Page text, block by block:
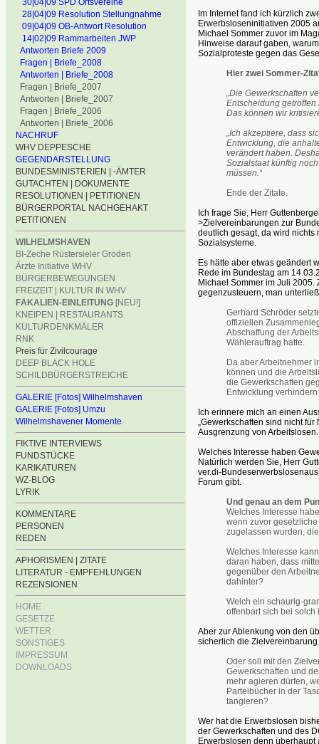
30|04|09 SPD Ortsvereine
28|04|09 Resolution Stellungnahme
09|04|09 OB-Antwort Resolution
14|02|09 Rammarbeiten JWP
Antworten Briefe 2009
Fragen | Briefe_2008
Antworten | Briefe_2008
Fragen | Briefe_2007
Antworten | Briefe_2007
Fragen | Briefe_2006
Antworten | Briefe_2006
NACHRUF
WHV DEPPESCHE
GEGENDARSTELLUNG
BUNDESMINISTERIEN | -ÄMTER
GUTACHTEN | DOKUMENTE
RESOLUTIONEN | PETITIONEN
BÜRGERPORTAL NACHGEHAKT
PETITIONEN
WILHELMSHAVEN
BI-Zeche Rüstersieler Groden
Ärzte Initiative WHV
BÜRGERBEWEGUNGEN
FREIZEIT | KULTUR IN WHV
FÄKALIEN-EINLEITUNG [NEU!]
KNEIPEN | RESTAURANTS
KULTURDENKMÄLER
RNK
Preis für Zivilcourage
DEEP BLACK HOLE
SCHILDBÜRGERSTREICHE
GALERIE [Fotos] Wilhelmshaven
GALERIE [Fotos] Umzu
Wilhelmshavener Momente
FIKTIVE INTERVIEWS
FUNDSTÜCKE
KARIKATUREN
WZ-BLOG
LYRIK
KOMMENTARE
PERSONEN
REDEN
APHORISMEN | ZITATE
LITERATUR - EMPFEHLUNGEN
REZENSIONEN
HOME
GESETZE
WETTER
SONSTIGES
IMPRESSUM
DOWNLOADS
Im Internet fand ich kürzlich
Erwerbsloseninitiativen 2005
Michael Sommer zuvor im
Hinweise darauf gaben,
Sozialproteste gegen das
Hier zwei Sommer-
„Die Gewerkschaften
Entscheidung
Das können wir
„Ich akzeptiere, dass
Entwicklung, die
verändert haben.
Sozialstaat künftig
müssen.“
Ende der Zitate.
Ich frage Sie, Herr
>Zielvereinbarungen zur
deutlich gesagt, da wird
Sozialsysteme.
Es hätte aber etwas geändert
Rede im Bundestag am
Michael Sommer im Juli 2005.
gegenzusteuern, man
Gerhard Schröder
offiziellen
Abschaffung der
Wählerauftrag hatte.
Da aber Arbeitnehmer
können und die
die Gewerkschaften
Entwicklung
Ich erinnere mich an einen
„Gewerkschaften sind nicht
Ausgrenzung von
Welches Interesse haben
Natürlich werden Sie, Herr
ver.di-
Forum gibt.
Und genau an dem
Welches Interesse
wenn zuvor
zugelassen wurden,
Welches Interesse
daran haben, dass
gegenüber den
dahinter?
Welch ein schaurig-
offenbart sich bei
Aber zur Ablenkung von den
sicherlich die
Oder soll mit den
Gewerkschaften und
mehr agieren dürfen,
Parteibücher in der
tangieren?
Wer hat die Erwerbslosen
der Gewerkschaften und des
Erwerbslosen denn